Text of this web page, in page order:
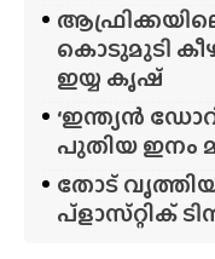
കൊടുമുടി
ഇയ്യ കൃഷ്
‘ഇന്ത്യൻ
പുതിയ ഇനം
തോട്
പ്‌ളാസ്‌റ്റിക്